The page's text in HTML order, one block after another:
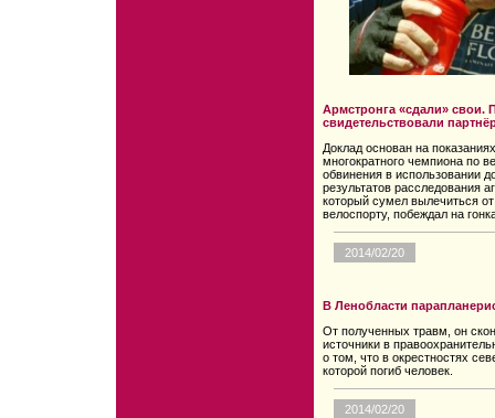
Армстронга «сдали» свои.
свидетельствовали
Доклад основан на
многократного чемпиона по
обвинения в использовании
результатов расследования
который сумел вылечиться
велоспорту, побеждал на
2014/02/20
В Ленобласти
От полученных травм, он
источники в
о том, что в окрестностях
которой погиб человек.
2014/02/20